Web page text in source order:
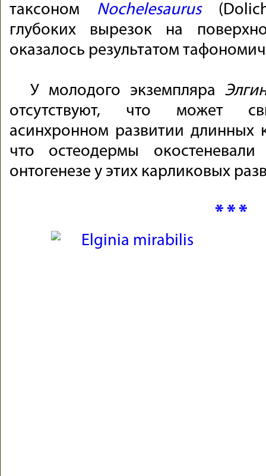
таксоном Nochelesaurus
глубоких вырезок на
оказалось результатом
У молодого экземпляра
отсутствуют, что может
асинхронном развитии длинных
что остеодермы
онтогенезе у этих карликовых
* * *